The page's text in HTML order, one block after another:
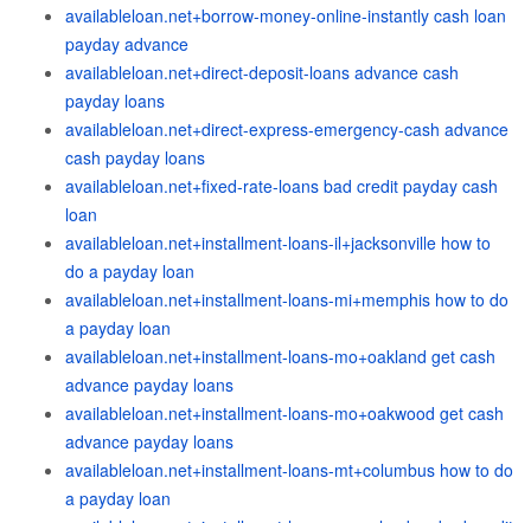
availableloan.net+borrow-money-online-instantly cash loan
payday advance
availableloan.net+direct-deposit-loans advance cash
payday loans
availableloan.net+direct-express-emergency-cash advance
cash payday loans
availableloan.net+fixed-rate-loans bad credit payday cash
loan
availableloan.net+installment-loans-il+jacksonville how to
do a payday loan
availableloan.net+installment-loans-mi+memphis how to do
a payday loan
availableloan.net+installment-loans-mo+oakland get cash
advance payday loans
availableloan.net+installment-loans-mo+oakwood get cash
advance payday loans
availableloan.net+installment-loans-mt+columbus how to do
a payday loan